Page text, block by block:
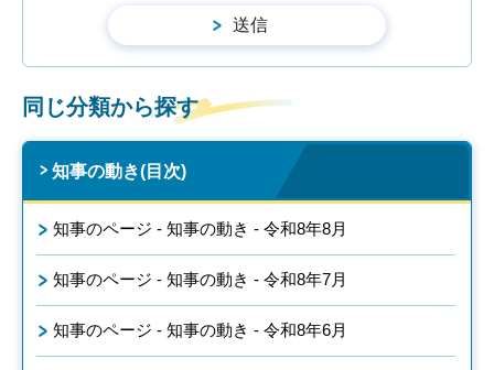
同じ分類から探す
知事の動き(目次)
知事のページ - 知事の動き - 令和8年8月
知事のページ - 知事の動き - 令和8年7月
知事のページ - 知事の動き - 令和8年6月